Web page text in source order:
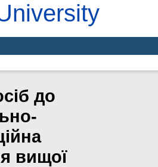
до
вищої